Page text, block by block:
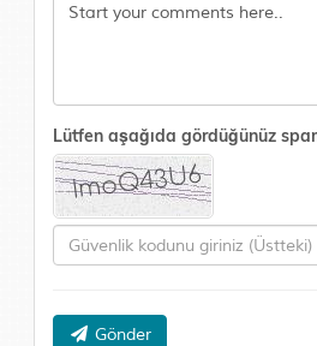
Lütfen aşağıda gördüğünüz
Gönder